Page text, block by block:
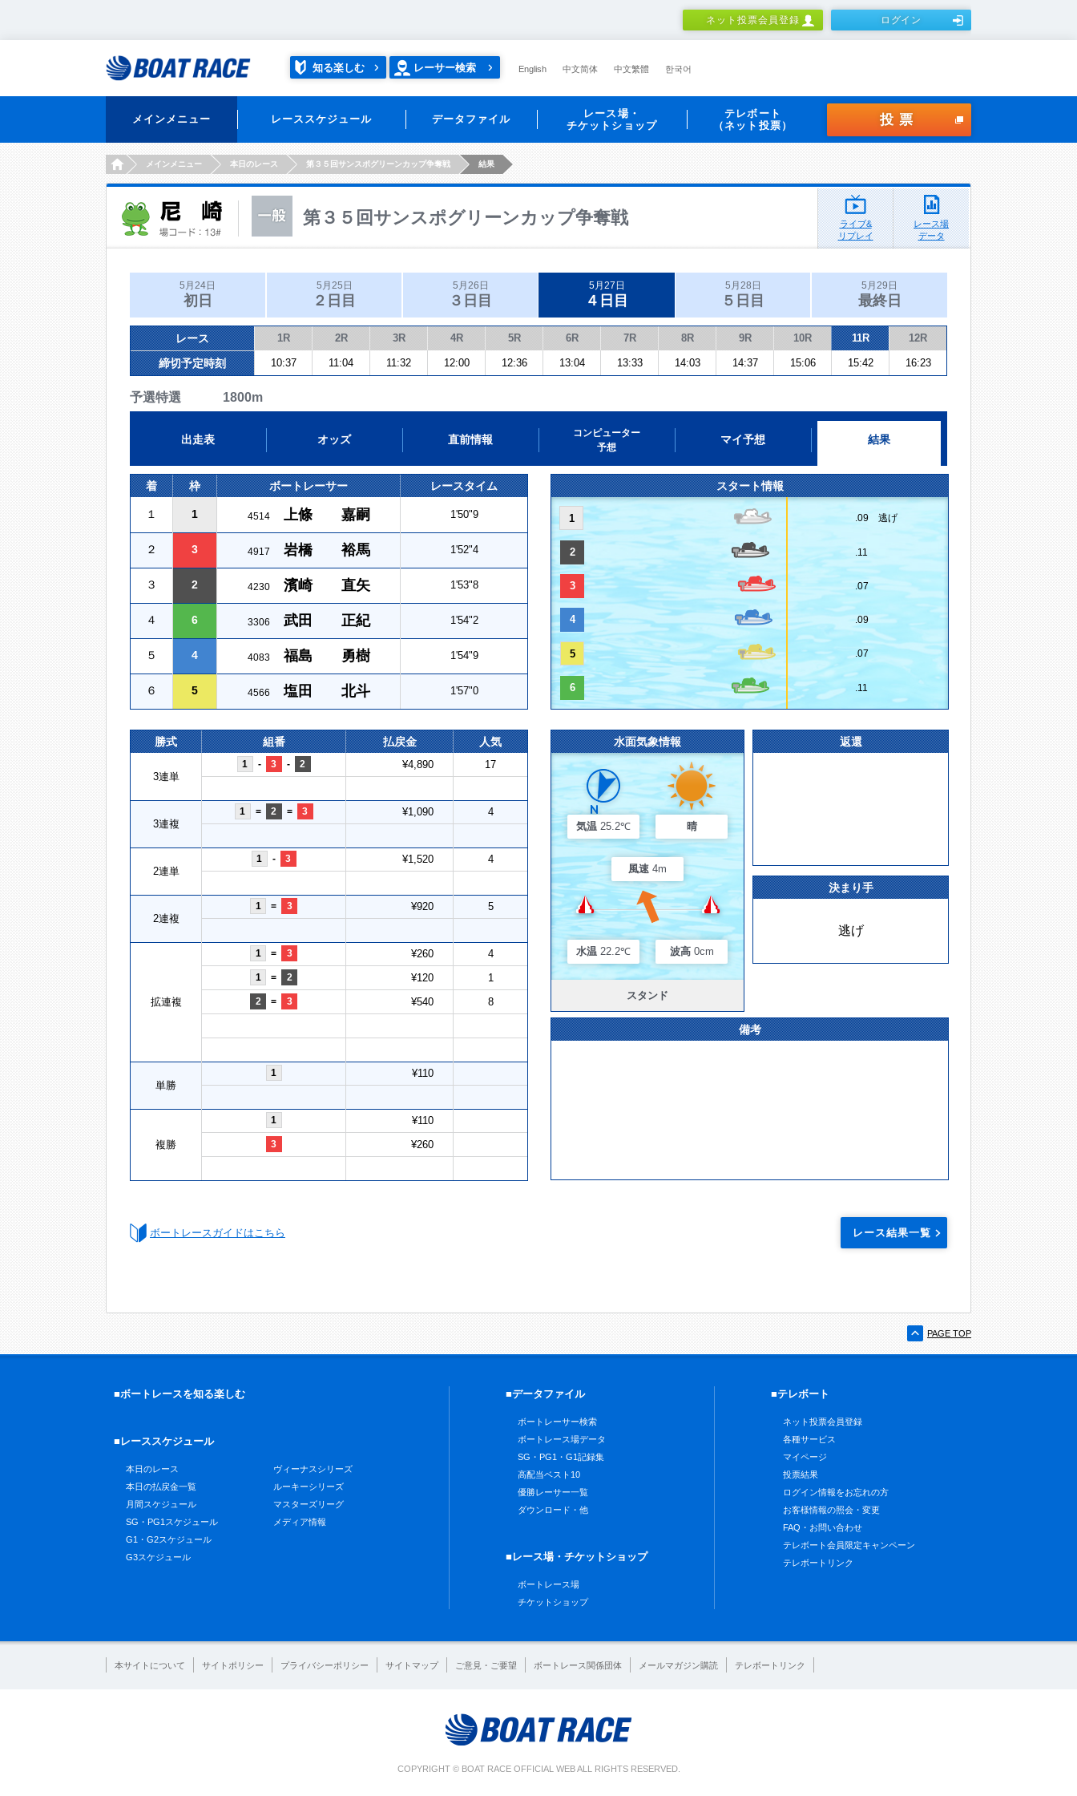
ネット投票会員登録 ログイン
知る楽しむ レーサー検索 English 中文简体 中文繁體 한국어
メインメニュー レーススケジュール データファイル
レース場・
チケットショップ
テレボート
（ネット投票）
投票
HOMEメインメニュー 本日のレース 第３５回サンスポグリーンカップ争奪戦 結果
第３５回サンスポグリーンカップ争奪戦
ライブ&
リプレイ
レース場
データ
5月24日
初日
5月25日
２日目
5月26日
３日目
5月27日
４日目
5月28日
５日目
5月29日
最終日
レース 1R 2R 3R 4R 5R 6R 7R 8R 9R 10R 11R 12R
締切予定時刻 10:37 11:04 11:32 12:00 12:36 13:04 13:33 14:03 14:37 15:06 15:42 16:23
予選特選 1800m
出走表 オッズ 直前情報
コンピューター
予想
マイ予想 結果
着 枠 ボートレーサー レースタイム
１ 1 4514 上條 嘉嗣 1'50"9
２ 3 4917 岩橋 裕馬 1'52"4
３ 2 4230 濱崎 直矢 1'53"8
４ 6 3306 武田 正紀 1'54"2
５ 4 4083 福島 勇樹 1'54"9
６ 5 4566 塩田 北斗 1'57"0
スタート情報
1 .09 逃げ
2 .11
3 .07
4 .09
5 .07
6 .11
勝式 組番 払戻金 人気
3連単
1 - 3 - 2 ¥4,890 17
3連複
1 = 2 = 3 ¥1,090 4
2連単
1 - 3 ¥1,520 4
2連複
1 = 3 ¥920 5
拡連複
1 = 3 ¥260 4
1 = 2 ¥120 1
2 = 3 ¥540 8
単勝
1 ¥110
複勝
1 ¥110
3 ¥260
水面気象情報
気温 25.2℃ 晴
風速 4m
水温 22.2℃ 波高 0cm
スタンド
返還
決まり手
逃げ
備考
ボートレースガイドはこちら レース結果一覧
PAGE TOP
■ボートレースを知る楽しむ
■レーススケジュール
本日のレース
本日の払戻金一覧
月間スケジュール
SG・PG1スケジュール
G1・G2スケジュール
G3スケジュール
ヴィーナスシリーズ
ルーキーシリーズ
マスターズリーグ
メディア情報
■データファイル
ボートレーサー検索
ボートレース場データ
SG・PG1・G1記録集
高配当ベスト10
優勝レーサー一覧
ダウンロード・他
■レース場・チケットショップ
ボートレース場
チケットショップ
■テレボート
ネット投票会員登録
各種サービス
マイページ
投票結果
ログイン情報をお忘れの方
お客様情報の照会・変更
FAQ・お問い合わせ
テレボート会員限定キャンペーン
テレボートリンク
本サイトについて サイトポリシー プライバシーポリシー サイトマップ ご意見・ご要望 ボートレース関係団体 メールマガジン購読 テレボートリンク
COPYRIGHT © BOAT RACE OFFICIAL WEB ALL RIGHTS RESERVED.